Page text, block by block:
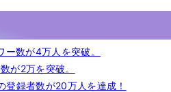
数が4万人を突破。
2万を突破。
録者数が20万人を達成！